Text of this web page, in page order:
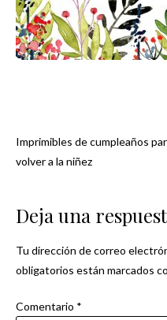
Navegación
Imprimibles de cumpleaños
volver a la niñez
Deja una
Tu dirección de correo
obligatorios están marcados
Comentario *